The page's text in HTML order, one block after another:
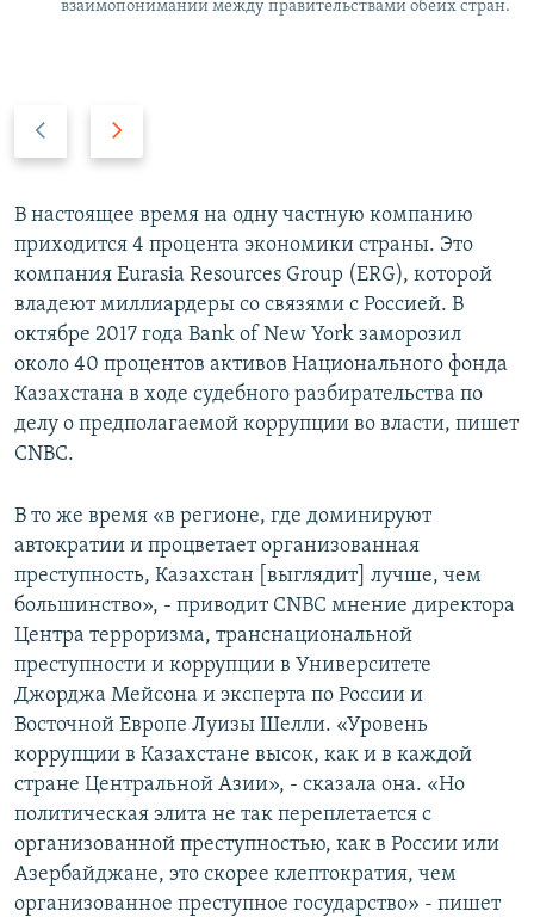
взаимопонимании между правительствами обеих стран.
v
i
o
u
s
s
l
i
d
t
s
l
i
d
e
В настоящее время на одну частную компанию
приходится 4 процента экономики страны. Это
компания Eurasia Resources Group (ERG), которой
владеют миллиардеры со связями с Россией. В
октябре 2017 года Bank of New York заморозил
около 40 процентов активов Национального фонда
Казахстана в ходе судебного разбирательства по
делу о предполагаемой коррупции во власти, пишет
CNBC.
В то же время «в регионе, где доминируют
автократии и процветает организованная
преступность, Казахстан [выглядит] лучше, чем
большинство», - приводит CNBC мнение директора
Центра терроризма, транснациональной
преступности и коррупции в Университете
Джорджа Мейсона и эксперта по России и
Восточной Европе Луизы Шелли. «Уровень
коррупции в Казахстане высок, как и в каждой
стране Центральной Азии», - сказала она. «Но
политическая элита не так переплетается с
организованной преступностью, как в России или
Азербайджане, это скорее клептократия, чем
организованное преступное государство» - пишет